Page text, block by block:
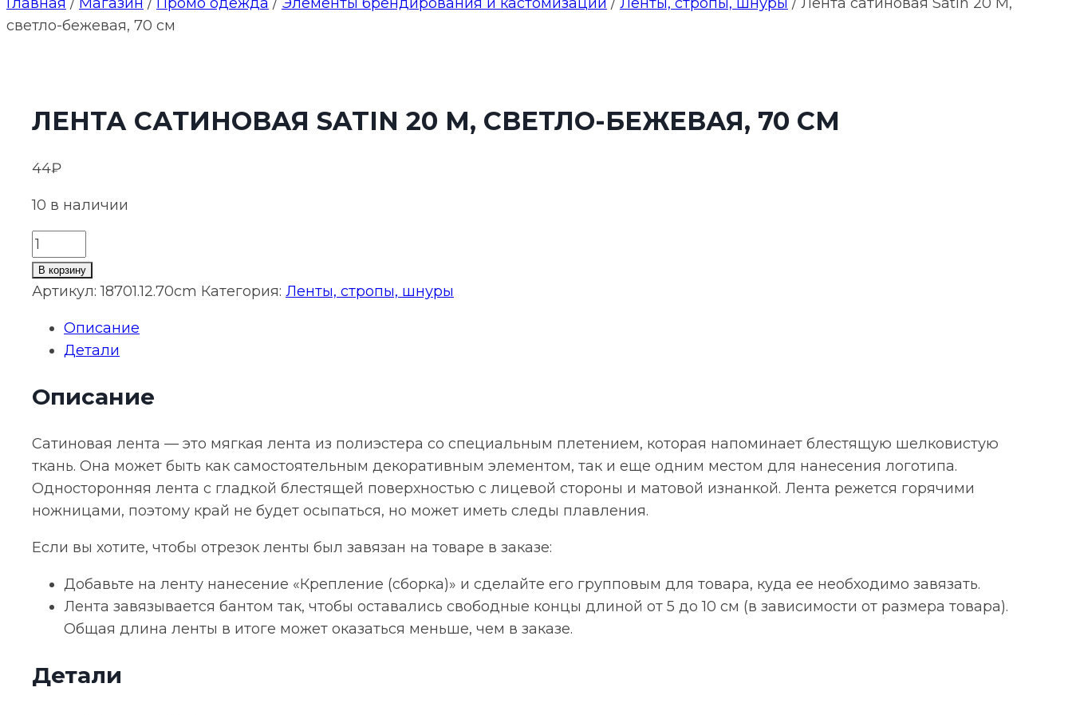
светло-бежевая, 70 см
ЛЕНТА САТИНОВАЯ SATIN 20 M, СВЕТЛО-БЕЖЕВАЯ, 70 СМ
44₽
10 в наличии
Количество
товара
Лента
Satin
светло-
70
см
В корзину
Артикул:18701.12.70cm Категория: Ленты, стропы, шнуры
Описание
Детали
Описание
Сатиновая лента — это мягкая лента из полиэстера со специальным плетением, которая напоминает блестящую шелковистую
ткань. Она может быть как самостоятельным декоративным элементом, так и еще одним местом для нанесения логотипа.
Односторонняя лента с гладкой блестящей поверхностью с лицевой стороны и матовой изнанкой. Лента режется горячими
ножницами, поэтому край не будет осыпаться, но может иметь следы плавления.
Если вы хотите, чтобы отрезок ленты был завязан на товаре в заказе:
Добавьте на ленту нанесение «Крепление (сборка)» и сделайте его групповым для товара, куда ее необходимо завязать.
Лента завязывается бантом так, чтобы оставались свободные концы длиной от 5 до 10 см (в зависимости от размера товара).
Общая длина ленты в итоге может оказаться меньше, чем в заказе.
Детали